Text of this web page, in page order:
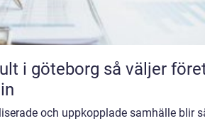
så väljer företag
och uppkopplade samhälle blir